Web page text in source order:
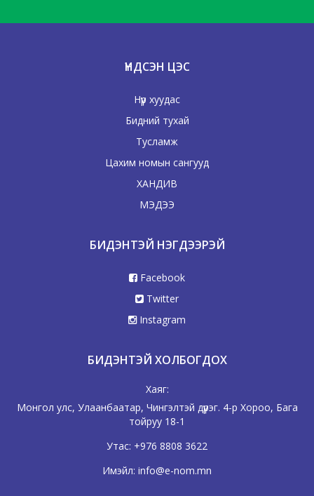
ҮНДСЭН ЦЭС
Нүүр хуудас
Бидний тухай
Тусламж
Цахим номын сангууд
ХАНДИВ
МЭДЭЭ
БИДЭНТЭЙ НЭГДЭЭРЭЙ
Facebook
Twitter
Instagram
БИДЭНТЭЙ ХОЛБОГДОХ
Хаяг:
Монгол улс, Улаанбаатар, Чингэлтэй дүүрэг. 4-р Хороо, Бага
тойруу 18-1
Утас: +976 8808 3622
Имэйл: info@e-nom.mn